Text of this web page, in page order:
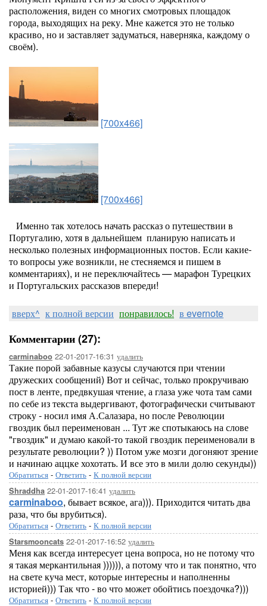
расположения, виден со многих смотровых площадок
города, выходящих на реку. Мне кажется это не только
красиво, но и заставляет задуматься, наверняка, каждому о
своём).
[700x466]
[700x466]
Именно так хотелось начать рассказ о путешествии в
Португалию, хотя в дальнейшем планирую написать и
несколько полезных информационных постов. Если какие-
то вопросы уже возникли, не стесняемся и пишем в
комментариях), и не переключайтесь — марафон Турецких
и Португальских рассказов впереди!
вверх^ к полной версии понравилось! в evernote
Комментарии (27):
carminaboo 22-01-2017-16:31 удалить
Такие порой забавные казусы случаются при чтении
дружеских сообщений) Вот и сейчас, только прокручиваю
пост в ленте, предвкушая чтение, а глаза уже чота там сами
по себе из текста выдергивают, фотографически считывают
строку - носил имя А.Салазара, но после Революции
гвоздик был переименован ... Тут же спотыкаюсь на слове
"гвоздик" и думаю какой-то такой гвоздик переименовали в
результате революции? )) Потом уже мозги догоняют зрение
и начинаю аццке хохотать. И все это в мили долю секунды))
Обратиться - Ответить - К полной версии
Shraddha 22-01-2017-16:41 удалить
carminaboo, бывает всякое, ага))). Приходится читать два
раза, что бы врубиться).
Обратиться - Ответить - К полной версии
Starsmooncats 22-01-2017-16:52 удалить
Меня как всегда интересует цена вопроса, но не потому что
я такая меркантильная )))))), а потому что и так понятно, что
на свете куча мест, которые интересны и наполненны
историей))) Так что - во что может обойтись поездочка?)))
Обратиться - Ответить - К полной версии